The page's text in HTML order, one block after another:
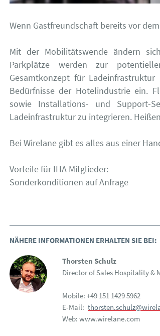
Wenn Gastfreundschaft bereits vor
Mit der Mobilitätswende ändern
Parkplätze werden zur
Gesamtkonzept für
Bedürfnisse der Hotelindustrie ein.
sowie Installations- und Support-
Ladeinfrastruktur zu integrieren.
Bei Wirelane gibt es alles aus einer
Vorteile für IHA Mitglieder:
Sonderkonditionen auf Anfrage
NÄHERE INFORMATIONEN ERHALTEN SIE BEI:
Thorsten Schulz
Director of Sales Hospitality &
Mobile: +49 151 1429 5962
E-Mail:
Web: www.wirelane.com